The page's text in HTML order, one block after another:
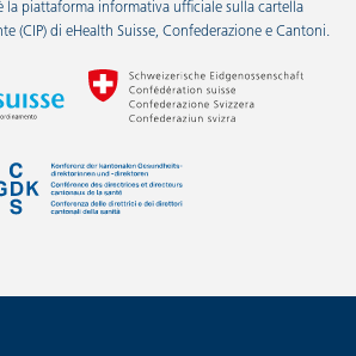
la piattaforma informativa ufficiale sulla cartella
(CIP) di eHealth Suisse, Confederazione e Cantoni.